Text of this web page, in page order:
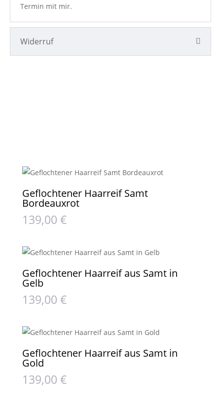
Termin mit mir.
Widerruf
Geflochtener Haarreif Samt
Bordeauxrot
139,00 €
Geflochtener Haarreif aus Samt in
Gelb
139,00 €
Geflochtener Haarreif aus Samt in
Gold
139,00 €